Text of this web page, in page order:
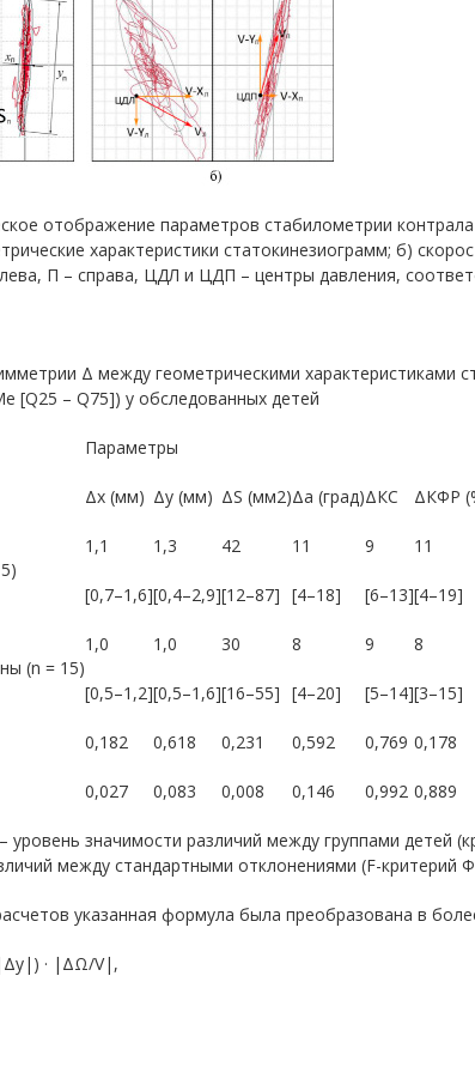
отображение параметров стабилометрии
характеристики статокинезиограмм; б)
П – справа, ЦДЛ и ЦДП – центры давления,
Δ между геометрическими характеристиками
[Q25 – Q75]) у обследованных детей
Параметры
Δх (мм) Δу (мм) ΔS (мм2)Δа (град)ΔКС ΔКФР
1,1
[0,7–1,6]
1,3
[0,4–2,9]
42
[12–87]
11
[4–18]
9
[6–13]
11
[4–19]
(n = 15)
1,0
[0,5–1,2]
1,0
[0,5–1,6]
30
[16–55]
8
[4–20]
9
[5–14]
8
[3–15]
0,182 0,618 0,231 0,592 0,769 0,178
0,027 0,083 0,008 0,146 0,992 0,889
уровень значимости различий между группами детей
между стандартными отклонениями (F-
указанная формула была преобразована в
· |ΔΩ/V|,